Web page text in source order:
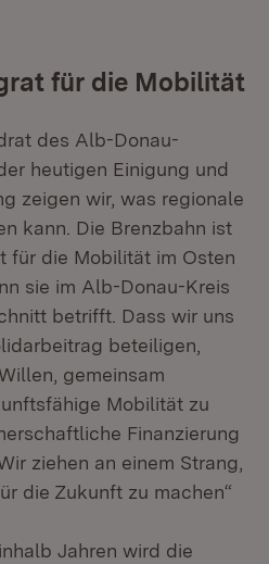
für die Mobilität
des Alb-Donau-
heutigen Einigung und
zeigen wir, was regionale
kann. Die Brenzbahn ist
für die Mobilität im Osten
sie im Alb-Donau-Kreis
betrifft. Dass wir uns
beteiligen,
gemeinsam
Mobilität zu
Finanzierung
ziehen an einem Strang,
die Zukunft zu machen“
Jahren wird die